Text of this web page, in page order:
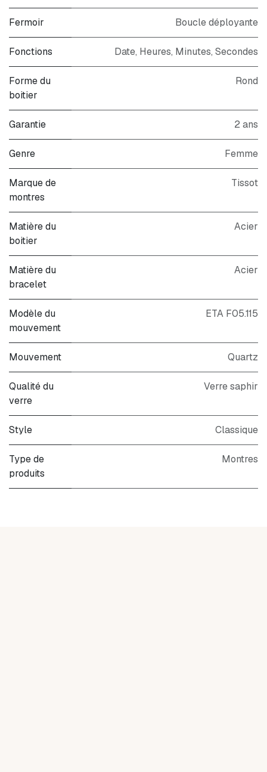
Fermoir Boucle déployante
Fonctions Date, Heures, Minutes, Secondes
Forme du
boitier
Rond
Garantie 2 ans
Genre Femme
Marque de
montres
Tissot
Matière du
boitier
Acier
Matière du
bracelet
Acier
Modèle du
mouvement
ETA F05.115
Mouvement Quartz
Qualité du
verre
Verre saphir
Style Classique
Type de
produits
Montres